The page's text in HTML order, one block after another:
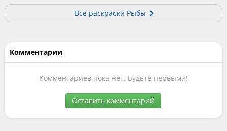
Все раскраски Рыбы
Комментарии
Комментариев пока нет. Будьте первыми!
Оставить комментарий